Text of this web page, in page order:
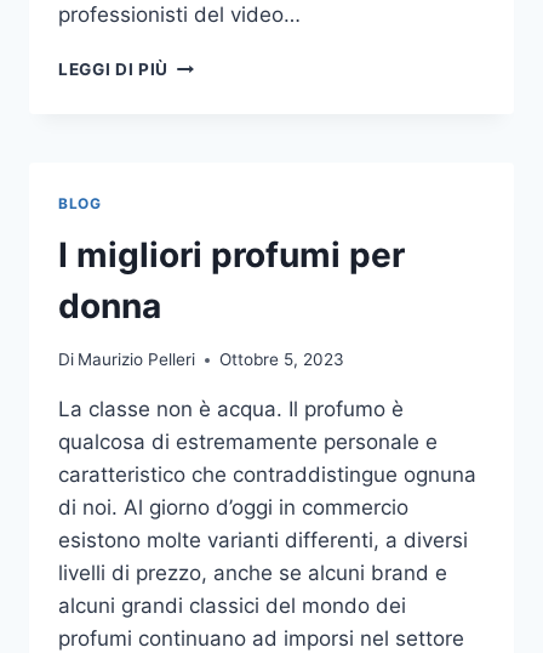
professionisti del video…
LEGGI DI PIÙ
VIDEO
BLOG
I migliori profumi per
donna
Di Maurizio Pelleri Ottobre 5, 2023
La classe non è acqua. Il profumo è
qualcosa di estremamente personale e
caratteristico che contraddistingue ognuna
di noi. Al giorno d’oggi in commercio
esistono molte varianti differenti, a diversi
livelli di prezzo, anche se alcuni brand e
alcuni grandi classici del mondo dei
profumi continuano ad imporsi nel settore